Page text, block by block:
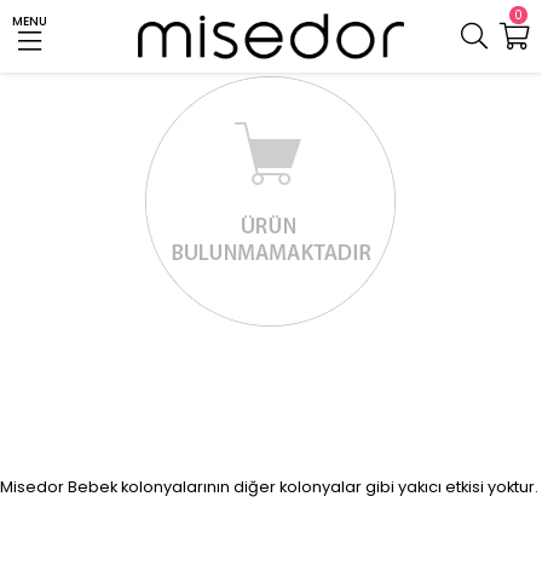
0
MENU
Misedor Bebek kolonyalarının diğer kolonyalar gibi yakıcı etkisi